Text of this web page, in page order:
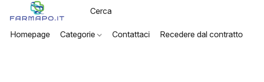
Homepage Categorie Contattaci Recedere dal contratto